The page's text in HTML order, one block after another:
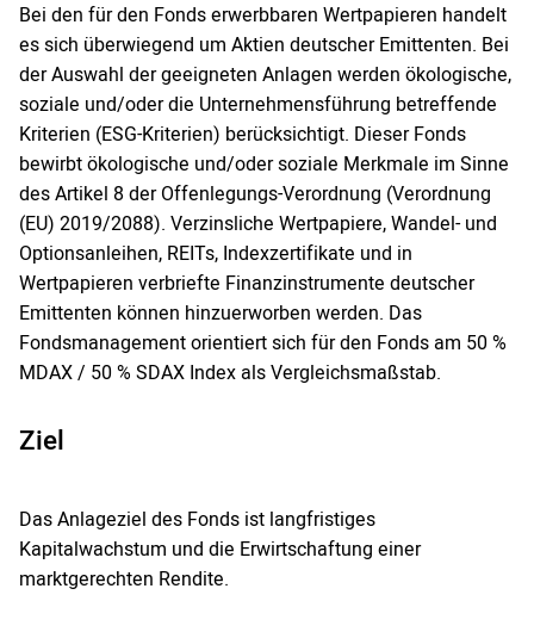
Bei den für den Fonds erwerbbaren Wertpapieren handelt
es sich überwiegend um Aktien deutscher Emittenten. Bei
der Auswahl der geeigneten Anlagen werden ökologische,
soziale und/oder die Unternehmensführung betreffende
Kriterien (ESG-Kriterien) berücksichtigt. Dieser Fonds
bewirbt ökologische und/oder soziale Merkmale im Sinne
des Artikel 8 der Offenlegungs-Verordnung (Verordnung
(EU) 2019/2088). Verzinsliche Wertpapiere, Wandel- und
Optionsanleihen, REITs, Indexzertifikate und in
Wertpapieren verbriefte Finanzinstrumente deutscher
Emittenten können hinzuerworben werden. Das
Fondsmanagement orientiert sich für den Fonds am 50 %
MDAX / 50 % SDAX Index als Vergleichsmaßstab.
Ziel
Das Anlageziel des Fonds ist langfristiges
Kapitalwachstum und die Erwirtschaftung einer
marktgerechten Rendite.